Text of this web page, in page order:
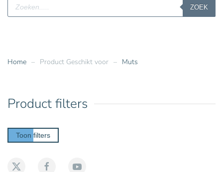
Producten
zoeken
ZOEK
Home Product Geschikt voor Muts
Product filters
Toon filters